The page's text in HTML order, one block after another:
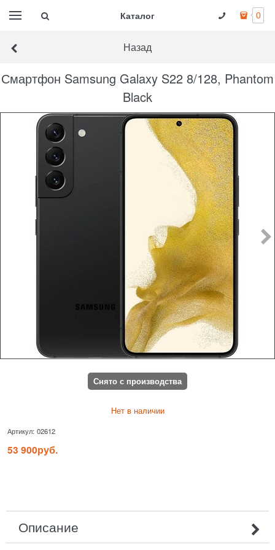
Каталог 0
Назад
Смартфон Samsung Galaxy S22 8/128, Phantom
Black
Снято с производства
Нет в наличии
Артикул: 02612
53 900руб.
Описание